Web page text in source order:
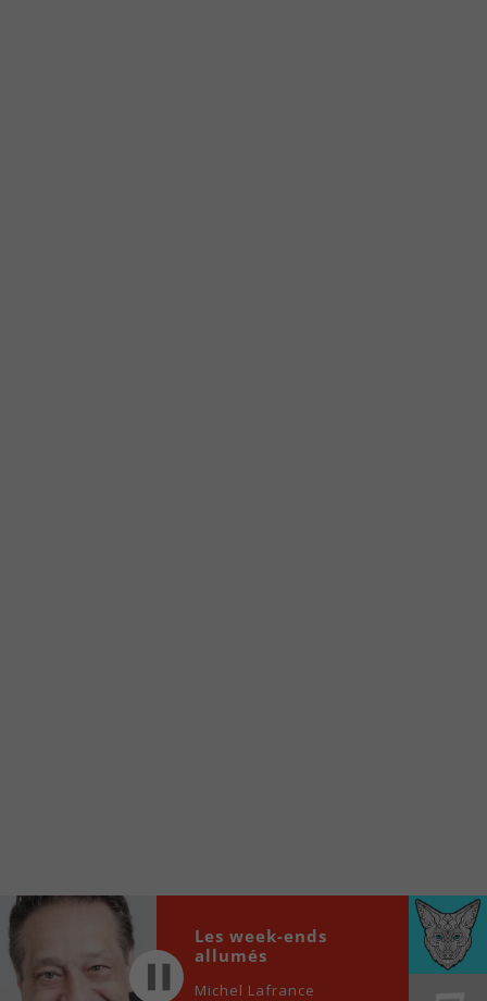
locale vous sont maintenant accessibles en un clic!
Player
00:00
Les week-ends
allumés
Michel Lafrance